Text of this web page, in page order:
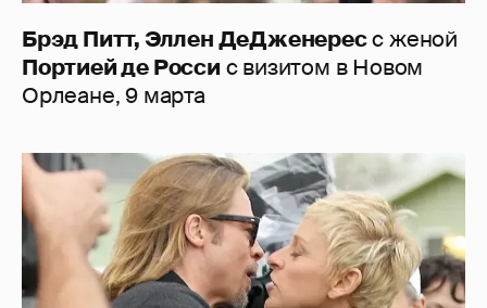
Брэд Питт, Эллен ДеДженересс женой
Портией де Росси с визитом в Новом
Орлеане, 9 марта